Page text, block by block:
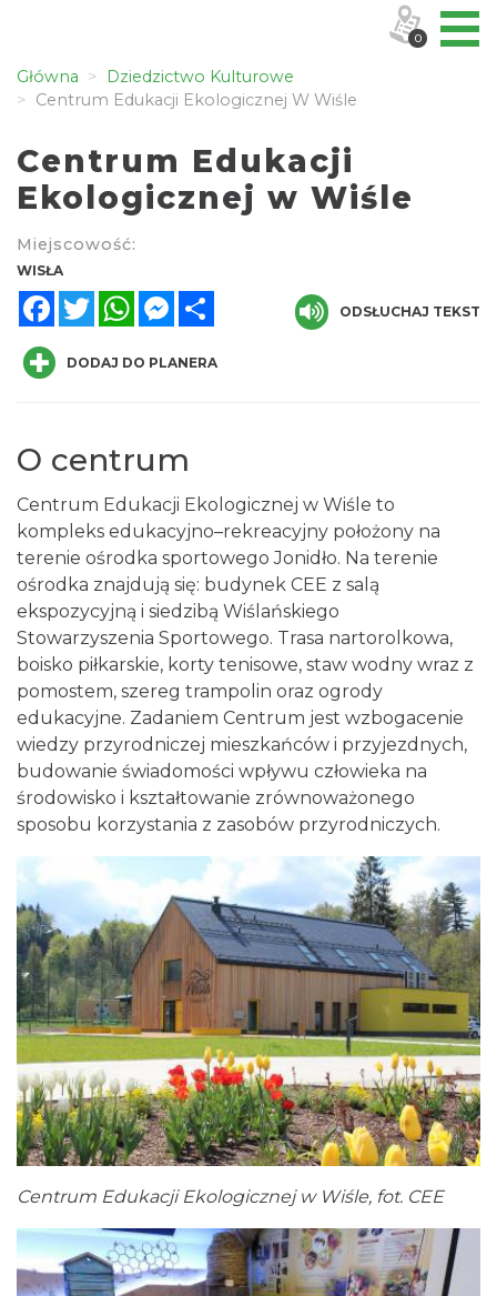
Główna
Dziedzictwo Kulturowe
Centrum Edukacji Ekologicznej W Wiśle
Centrum Edukacji
Ekologicznej w Wiśle
Miejscowość:
WISŁA
FacebookTwitterWhatsAppMessenger
ODSŁUCHAJ TEKST
DODAJ DO PLANERA
O centrum
Centrum Edukacji Ekologicznej w Wiśle to
kompleks edukacyjno–rekreacyjny położony na
terenie ośrodka sportowego Jonidło. Na terenie
ośrodka znajdują się: budynek CEE z salą
ekspozycyjną i siedzibą Wiślańskiego
Stowarzyszenia Sportowego. Trasa nartorolkowa,
boisko piłkarskie, korty tenisowe, staw wodny wraz z
pomostem, szereg trampolin oraz ogrody
edukacyjne. Zadaniem Centrum jest wzbogacenie
wiedzy przyrodniczej mieszkańców i przyjezdnych,
budowanie świadomości wpływu człowieka na
środowisko i kształtowanie zrównoważonego
sposobu korzystania z zasobów przyrodniczych.
Centrum Edukacji Ekologicznej w Wiśle, fot. CEE
0